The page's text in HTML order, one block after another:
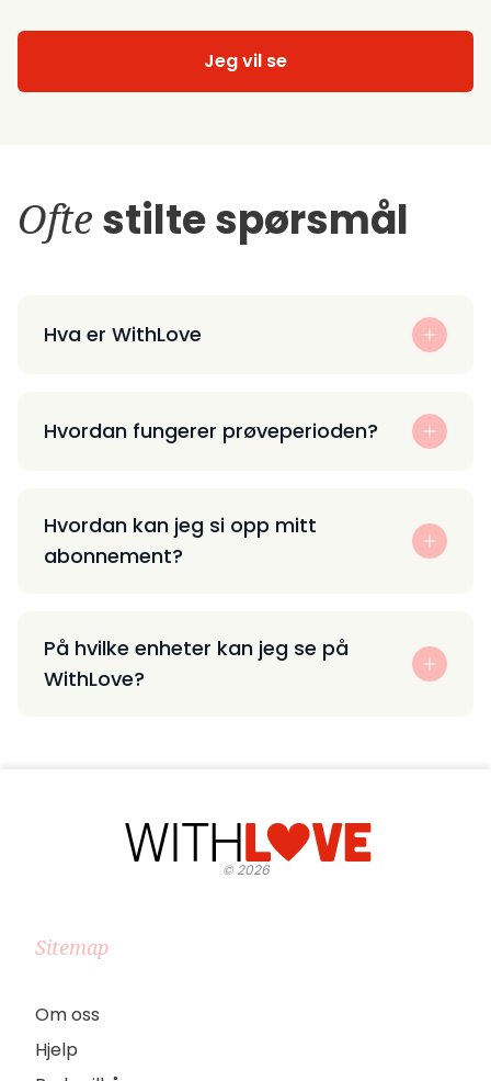
Jeg vil se
Ofte stilte spørsmål
Hva er WithLove
Hvordan fungerer prøveperioden?
Hvordan kan jeg si opp mitt
abonnement?
På hvilke enheter kan jeg se på
WithLove?
©2026
Sitemap
Om oss
Hjelp